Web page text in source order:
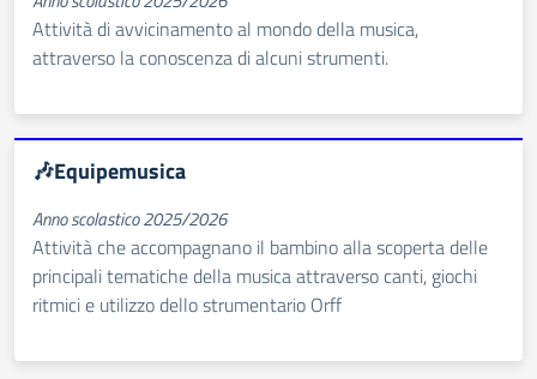
Attività di avvicinamento al mondo della musica,
attraverso la conoscenza di alcuni strumenti.
🎶Equipemusica
Anno scolastico 2025/2026
Attività che accompagnano il bambino alla scoperta delle
principali tematiche della musica attraverso canti, giochi
ritmici e utilizzo dello strumentario Orff